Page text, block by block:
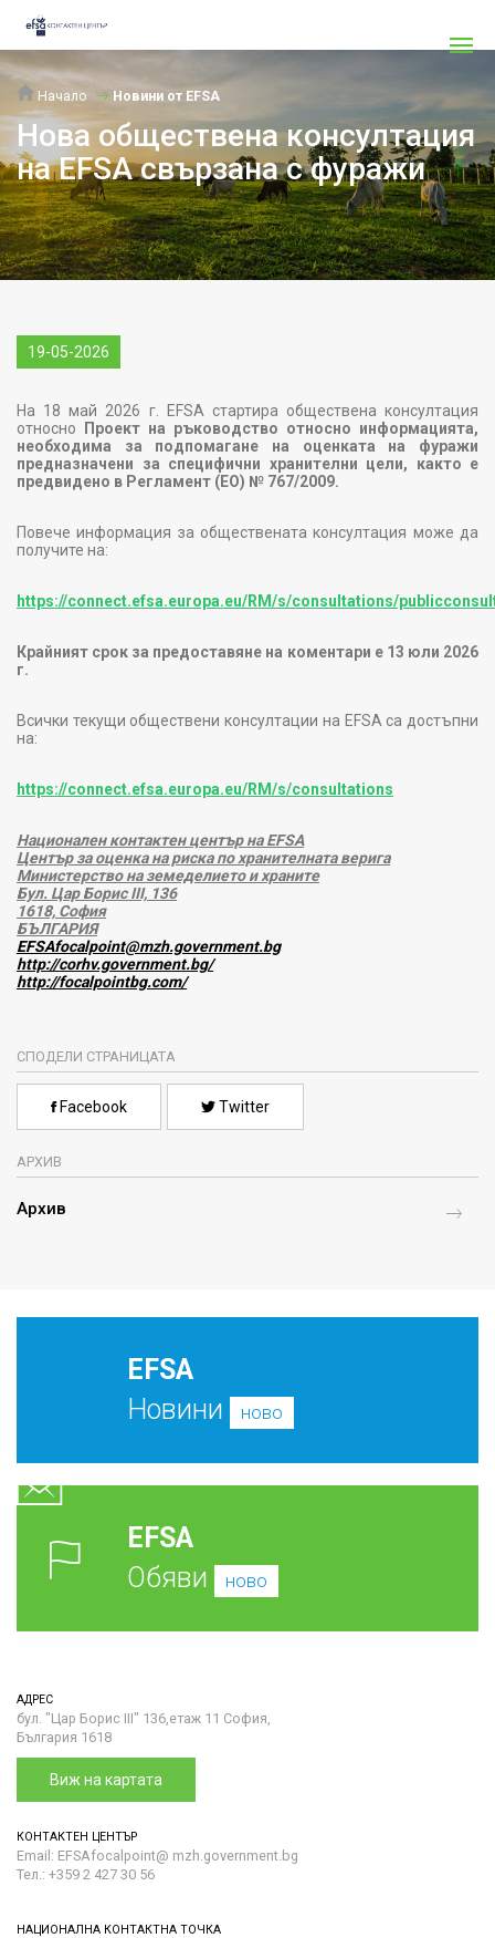
Начало Новини от EFSA
Нова обществена консултация
на EFSA свързана с фуражи
19-05-2026
На 18 май 2026 г. EFSA стартира обществена консултация
относно
Проект на ръководство относно информацията,
необходима за подпомагане на оценката на фуражи
предназначени за специфични хранителни цели, както е
предвидено в Регламент (ЕО) № 767/2009.
Повече информация за обществената консултация може да
получите на:
https://connect.efsa.europa.eu/RM/s/consultations/
Крайният срок за предоставяне на коментари е 13 юли 2026
г.
Всички текущи обществени консултации на EFSA са достъпни
на:
https://connect.efsa.europa.eu/RM/s/consultations
Национален контактен център на EFSA
Център за оценка на риска по хранителната верига
Министерство на земеделието и храните
Бул. Цар Борис III, 136
1618, София
БЪЛГАРИЯ
EFSAfocalpoint@mzh.government.bg
http://corhv.government.bg/
http://focalpointbg.com/
СПОДЕЛИ СТРАНИЦАТА
Facebook Twitter
АРХИВ
Архив
EFSA
Новини
ново
EFSA
Обяви
ново
АДРЕС
бул. "Цар Борис III" 136,етаж 11 София,
България 1618
Виж на картата
КОНТАКТЕН ЦЕНТЪР
Email: EFSAfocalpoint@ mzh.government.bg
Тел.: +359 2 427 30 56
НАЦИОНАЛНА КОНТАКТНА ТОЧКА